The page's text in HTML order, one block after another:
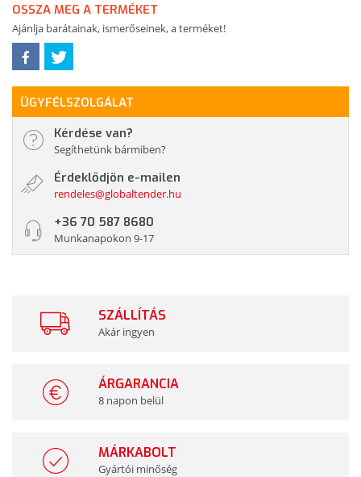
OSSZA MEG A TERMÉKET
Ajánlja barátainak, ismerőseinek, a terméket!
ÜGYFÉLSZOLGÁLAT
Kérdése van?
Segíthetünk bármiben?
Érdeklődjön e-mailen
rendeles@globaltender.hu
+36 70 587 8680
Munkanapokon 9-17
SZÁLLÍTÁS
Akár ingyen
ÁRGARANCIA
8 napon belül
MÁRKABOLT
Gyártói minőség